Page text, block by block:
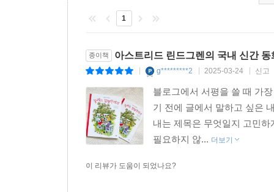
번만 더 ‘씨’라고 하면 당장 집으로 돌려보내겠
앞에서 우뚝 멈춰 서서는 꼼짝 안했어요. 엄마가
「뭘 해도 꼬는 날」
우리는 빨간색 놀이집에서 소꿉놀이를 했어요.
닦는다며 양동이에 물을 받고는 깜빡 수도꼭지
다그침에 로타는 솔직하게 “내가요.” 하고 대답
「크리스마스는 정말로 즐거워」
1
종이책 아스트리드 린드그렌의 국내 신간
g*********2 2025-03-24 신고
블로그에서 서평을 쓸 때 가
기 전에 글에서 말하고 싶은
내는 제목은 무엇일지 고민
필요하지 않... 더보기
이 리뷰가 도움이 되었나요?